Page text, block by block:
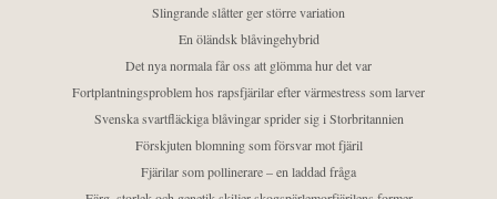
Slingrande slåtter ger större variation
En öländsk blåvingehybrid
Det nya normala får oss att glömma hur det var
Fortplantningsproblem hos rapsfjärilar efter värmestress som larver
Svenska svartfläckiga blåvingar sprider sig i Storbritannien
Förskjuten blomning som försvar mot fjäril
Fjärilar som pollinerare – en laddad fråga